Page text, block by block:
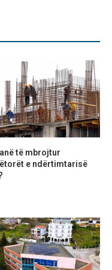
të mbrojtur
e ndërtimtarisë